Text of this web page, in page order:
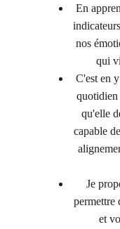
En
nos
qui
C'est en
quotidien
qu'elle
capable
Je
permettre
et